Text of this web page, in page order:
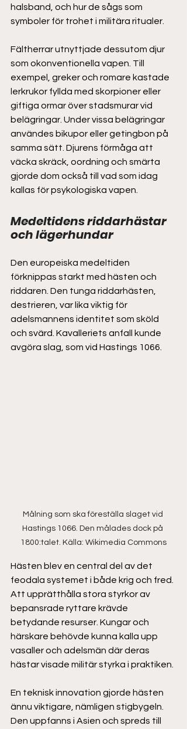
halsband, och hur de sågs som
symboler för trohet i militära ritualer.
Fältherrar utnyttjade dessutom djur
som okonventionella vapen. Till
exempel, greker och romare kastade
lerkrukor fyllda med skorpioner eller
giftiga ormar över stadsmurar vid
belägringar. Under vissa belägringar
användes bikupor eller getingbon på
samma sätt. Djurens förmåga att
väcka skräck, oordning och smärta
gjorde dom också till vad som idag
kallas för psykologiska vapen.
Medeltidens riddarhästar
och lägerhundar
Den europeiska medeltiden
förknippas starkt med hästen och
riddaren. Den tunga riddarhästen,
destrieren, var lika viktig för
adelsmannens identitet som sköld
och svärd. Kavalleriets anfall kunde
avgöra slag, som vid Hastings 1066.
Målning som ska föreställa slaget vid
Hastings 1066. Den målades dock på
1800:talet. Källa: Wikimedia Commons
Hästen blev en central del av det
feodala systemet i både krig och fred.
Att upprätthålla stora styrkor av
bepansrade ryttare krävde
betydande resurser. Kungar och
härskare behövde kunna kalla upp
vasaller och adelsmän där deras
hästar visade militär styrka i praktiken.
En teknisk innovation gjorde hästen
ännu viktigare, nämligen stigbygeln.
Den uppfanns i Asien och spreds till